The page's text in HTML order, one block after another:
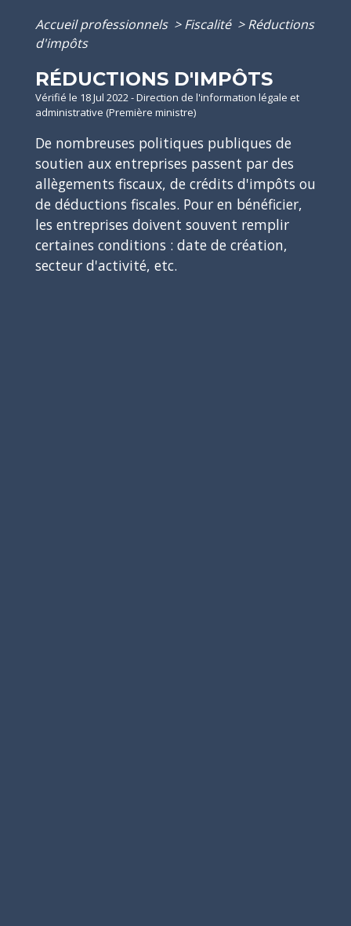
Accueil professionnels > Fiscalité > Réductions
d'impôts
RÉDUCTIONS D'IMPÔTS
Vérifié le 18 Jul 2022 - Direction de l'information légale et
administrative (Première ministre)
De nombreuses politiques publiques de
soutien aux entreprises passent par des
allègements fiscaux, de crédits d'impôts ou
de déductions fiscales. Pour en bénéficier,
les entreprises doivent souvent remplir
certaines conditions : date de création,
secteur d'activité, etc.